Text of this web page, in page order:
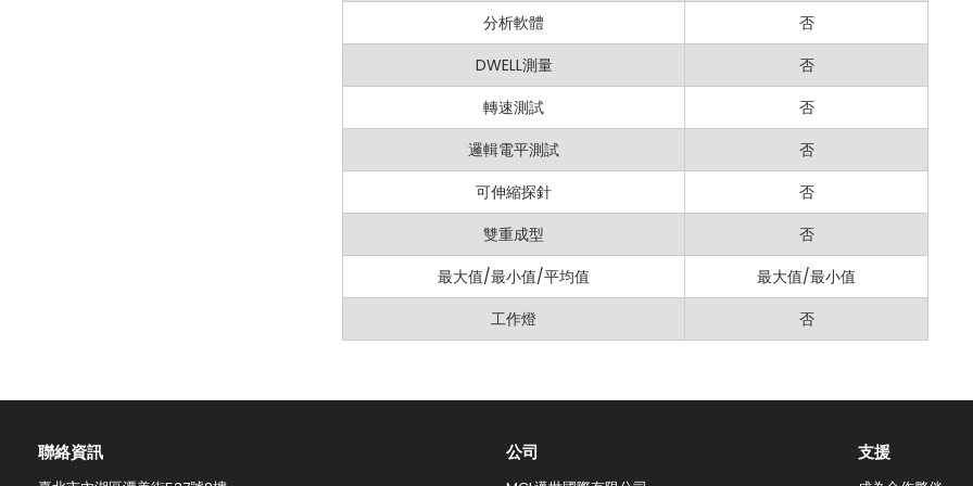
分析軟體
否
DWELL測量
否
轉速測試
否
邏輯電平測試
否
可伸縮探針
否
雙重成型
否
最大值/最小值/平均值
最大值/最小值
工作燈
否
聯絡資訊​ 公司 支援